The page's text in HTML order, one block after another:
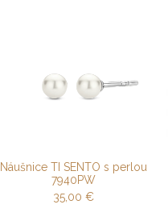
Náušnice TI SENTO s perlou
7940PW
35,00€